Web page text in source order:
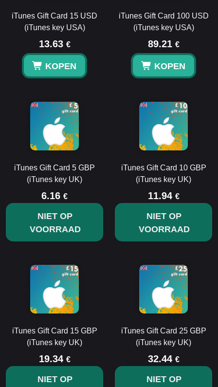
iTunes Gift Card 15 USD
(iTunes key USA)
13.63 €
KOPEN
iTunes Gift Card 100 USD
(iTunes key USA)
89.21 €
KOPEN
iTunes Gift Card 5 GBP
(iTunes key UK)
6.16 €
NIET OP
VOORRAAD
iTunes Gift Card 10 GBP
(iTunes key UK)
11.94 €
NIET OP
VOORRAAD
iTunes Gift Card 15 GBP
(iTunes key UK)
19.34 €
NIET OP
iTunes Gift Card 25 GBP
(iTunes key UK)
32.44 €
NIET OP